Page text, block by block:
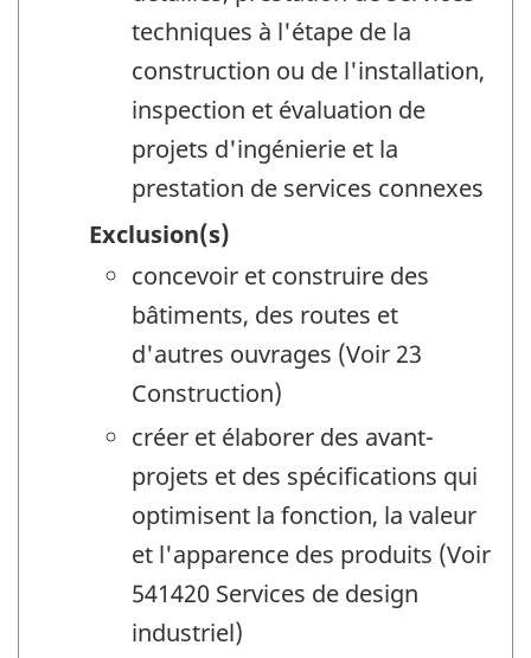
techniques à l'étape de la
construction ou de l'installation,
inspection et évaluation de
projets d'ingénierie et la
prestation de services connexes
Exclusion(s)
concevoir et construire des
bâtiments, des routes et
d'autres ouvrages (Voir 23
Construction)
créer et élaborer des avant-
projets et des spécifications qui
optimisent la fonction, la valeur
et l'apparence des produits (Voir
541420 Services de design
industriel)